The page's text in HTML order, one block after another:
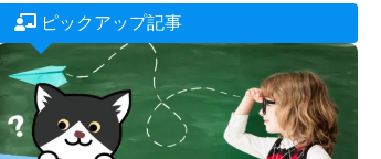
ピックアップ記事